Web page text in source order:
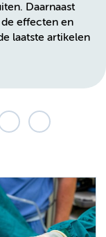
Daarnaast
effecten en
laatste artikelen